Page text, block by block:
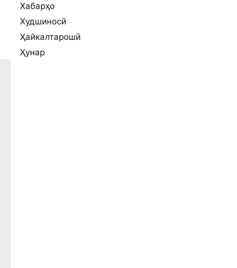
Хабарҳо
Худшиносӣ
Ҳайкалтарошӣ
Ҳунар